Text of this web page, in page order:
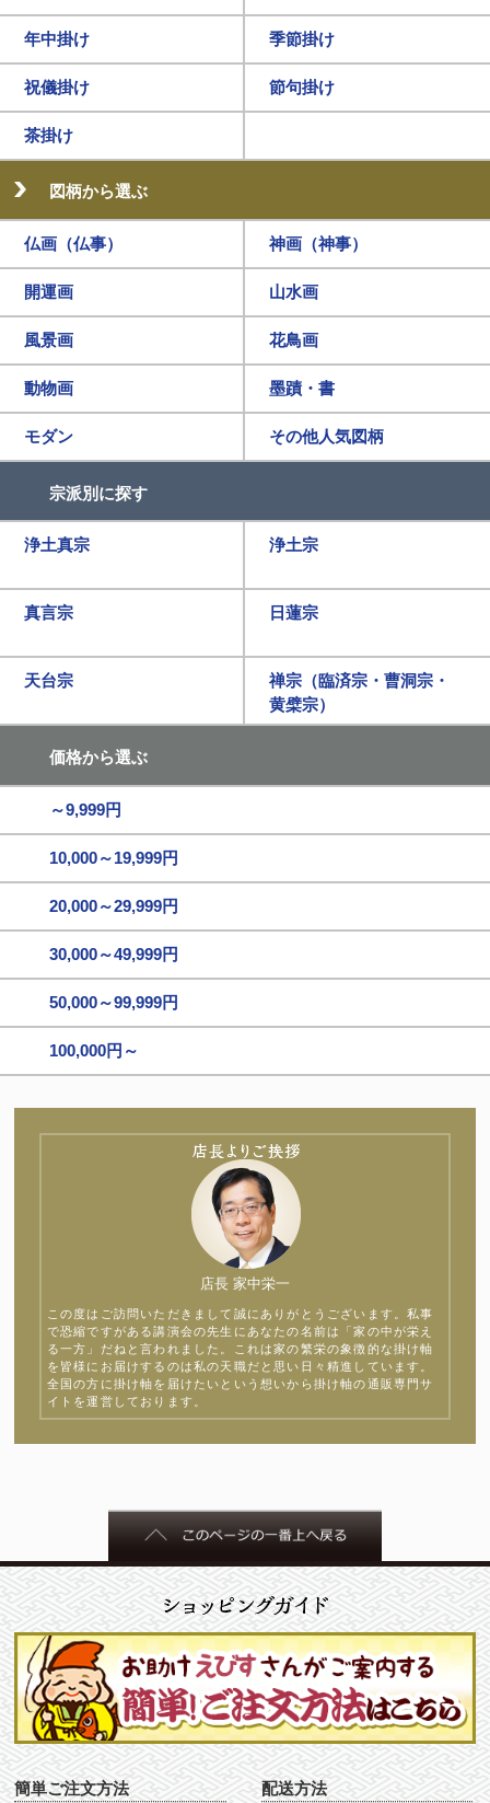
年中掛け 季節掛け
祝儀掛け 節句掛け
茶掛け
図柄から選ぶ
仏画（仏事） 神画（神事）
開運画 山水画
風景画 花鳥画
動物画 墨蹟・書
モダン その他人気図柄
宗派別に探す
浄土真宗 浄土宗
真言宗 日蓮宗
天台宗
禅宗（臨済宗・曹洞宗・
黄檗宗）
価格から選ぶ
～9,999円
10,000～19,999円
20,000～29,999円
30,000～49,999円
50,000～99,999円
100,000円～
店長 家中栄一
この度はご訪問いただきまして誠にありがとうございます。私事
で恐縮ですがある講演会の先生にあなたの名前は「家の中が栄え
る一方」だねと言われました。これは家の繁栄の象徴的な掛け軸
を皆様にお届けするのは私の天職だと思い日々精進しています。
全国の方に掛け軸を届けたいという想いから掛け軸の通販専門サ
イトを運営しております。
簡単ご注文方法 配送方法